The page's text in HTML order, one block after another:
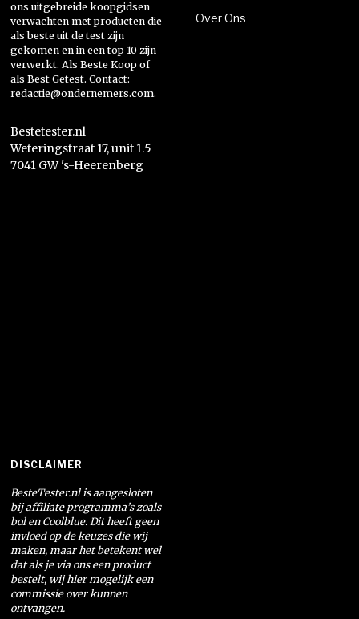
ons uitgebreide koopgidsen
verwachten met producten die
als beste uit de test zijn
gekomen en in een top 10 zijn
verwerkt. Als Beste Koop of
als Best Getest. Contact:
redactie@ondernemers.com.
Bestetester.nl
Weteringstraat 17, unit 1.5
7041 GW 's-Heerenberg
Over Ons
DISCLAIMER
BesteTester.nl is aangesloten
bij affiliate programma’s zoals
bol en Coolblue. Dit heeft geen
invloed op de keuzes die wij
maken, maar het betekent wel
dat als je via ons een product
bestelt, wij hier mogelijk een
commissie over kunnen
ontvangen.